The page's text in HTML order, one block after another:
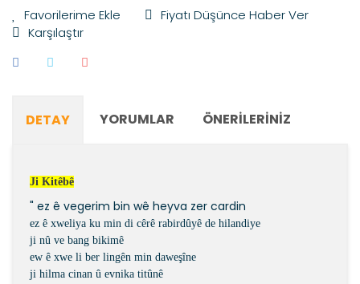
Fiyatı Düşünce Haber Ver
Karşılaştır
DETAY YORUMLAR ÖNERILERINIZ
Ji Kitêbê
" ez ê vegerim bin wê heyva zer cardin
ez ê xweliya ku min di cêrê rabirdûyê de hilandiye
ji nû ve bang bikimê
ew ê xwe li ber lingên min daweşîne
ji hilma cinan û evnika titûnê